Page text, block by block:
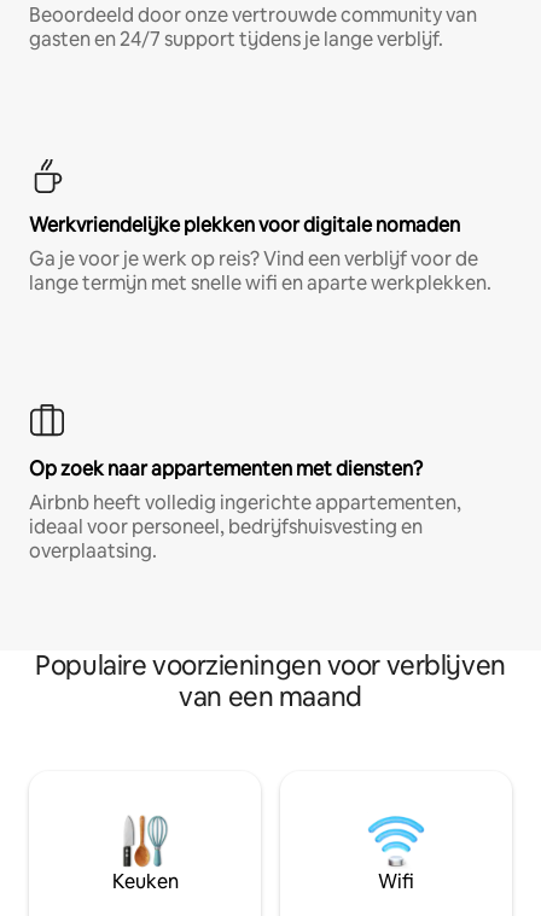
Beoordeeld door onze vertrouwde community van
gasten en 24/7 support tijdens je lange verblijf.
Werkvriendelijke plekken voor digitale nomaden
Ga je voor je werk op reis? Vind een verblijf voor de
lange termijn met snelle wifi en aparte werkplekken.
Op zoek naar appartementen met diensten?
Airbnb heeft volledig ingerichte appartementen,
ideaal voor personeel, bedrijfshuisvesting en
overplaatsing.
Populaire voorzieningen voor verblijven
van een maand
Keuken Wifi